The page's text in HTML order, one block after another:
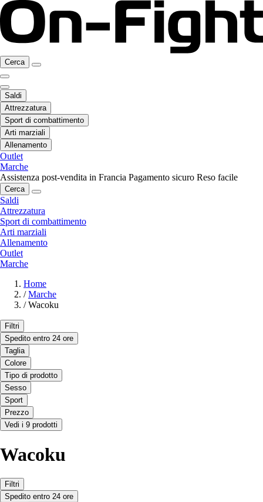
Cerca
Saldi
Attrezzatura
Sport di combattimento
Arti marziali
Allenamento
Outlet
Marche
Assistenza post-vendita in Francia Pagamento sicuro Reso facile
Cerca
Saldi
Attrezzatura
Sport di combattimento
Arti marziali
Allenamento
Outlet
Marche
Home
/ Marche
/ Wacoku
Filtri
Spedito entro 24 ore
Taglia
Colore
Tipo di prodotto
Sesso
Sport
Prezzo
Vedi i 9 prodotti
Wacoku
Filtri
Spedito entro 24 ore